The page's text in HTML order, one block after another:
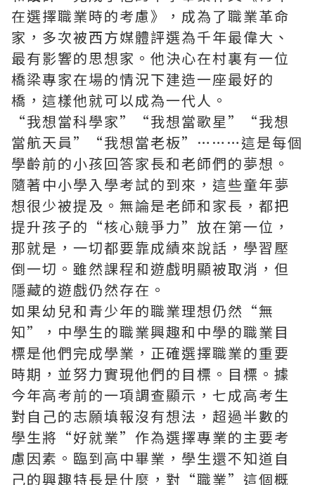
在選擇職業時的考慮》，成為了職業革命
家，多次被西方媒體評選為千年最偉大、
最有影響的思想家。他決心在村裏有一位
橋梁專家在場的情況下建造一座最好的
橋，這樣他就可以成為一代人。
“我想當科學家”“我想當歌星”“我想
當航天員”“我想當老板”………這是每個
學齡前的小孩回答家長和老師們的夢想。
隨著中小學入學考試的到來，這些童年夢
想很少被提及。無論是老師和家長，都把
提升孩子的“核心競爭力”放在第一位，
那就是，一切都要靠成績來說話，學習壓
倒一切。雖然課程和遊戲明顯被取消，但
隱藏的遊戲仍然存在。
如果幼兒和青少年的職業理想仍然“無
知”，中學生的職業興趣和中學的職業目
標是他們完成學業，正確選擇職業的重要
時期，並努力實現他們的目標。目標。據
今年高考前的一項調查顯示，七成高考生
對自己的志願填報沒有想法，超過半數的
學生將“好就業”作為選擇專業的主要考
慮因素。臨到高中畢業，學生還不知道自
己的興趣特長是什麼，對“職業”這個概